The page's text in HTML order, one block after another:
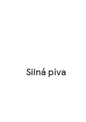
Silná piva